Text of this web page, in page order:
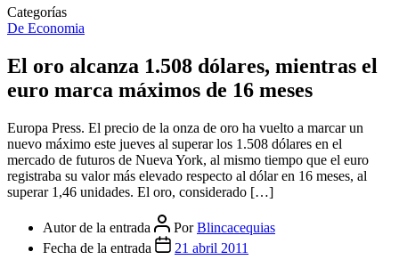
Categorías
De Economia
El oro alcanza 1.508 dólares, mientras el
euro marca máximos de 16 meses
Europa Press. El precio de la onza de oro ha vuelto a marcar un
nuevo máximo este jueves al superar los 1.508 dólares en el
mercado de futuros de Nueva York, al mismo tiempo que el euro
registraba su valor más elevado respecto al dólar en 16 meses, al
superar 1,46 unidades. El oro, considerado […]
Autor de la entrada PorBlincacequias
Fecha de la entrada
21 abril 2011